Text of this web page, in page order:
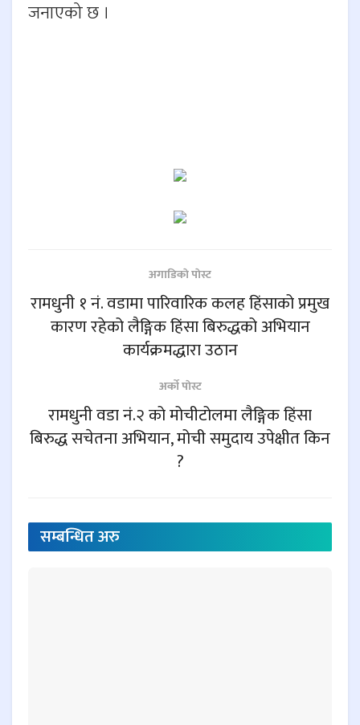
जनाएको छ ।
अगाडिकाे पाेस्ट
रामधुनी १ नं. वडामा पारिवारिक कलह हिंसाको प्रमुख
कारण रहेको लैङ्गिक हिंसा बिरुद्धको अभियान
कार्यक्रमद्धारा उठान
अर्काे पाेस्ट
रामधुनी वडा नं.२ को मोचीटोलमा लैङ्गिक हिंसा
बिरुद्ध सचेतना अभियान, मोची समुदाय उपेक्षीत किन
?
सम्बन्धितअरु